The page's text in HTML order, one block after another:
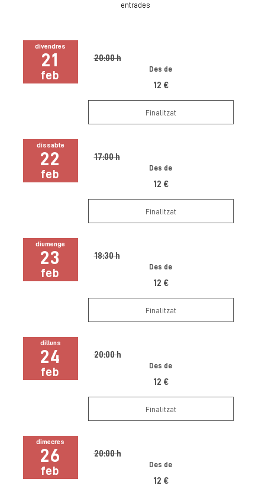
entrades
divendres
21
feb
20:00 h
Des de
12 €
Finalitzat
dissabte
22
feb
17:00 h
Des de
12 €
Finalitzat
diumenge
23
feb
18:30 h
Des de
12 €
Finalitzat
dilluns
24
feb
20:00 h
Des de
12 €
Finalitzat
dimecres
26
feb
20:00 h
Des de
12 €